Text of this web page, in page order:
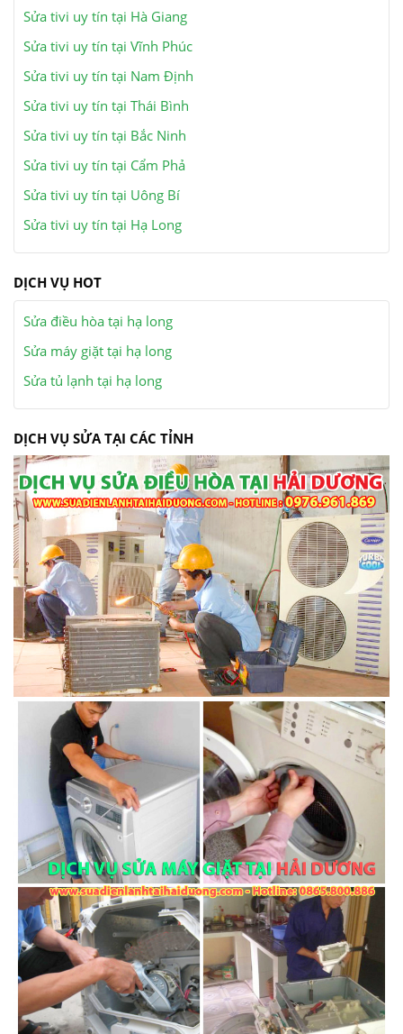
Sửa tivi uy tín tại Hà Giang
Sửa tivi uy tín tại Vĩnh Phúc
Sửa tivi uy tín tại Nam Định
Sửa tivi uy tín tại Thái Bình
Sửa tivi uy tín tại Bắc Ninh
Sửa tivi uy tín tại Cẩm Phả
Sửa tivi uy tín tại Uông Bí
Sửa tivi uy tín tại Hạ Long
DỊCH VỤ HOT
Sửa điều hòa tại hạ long
Sửa máy giặt tại hạ long
Sửa tủ lạnh tại hạ long
DỊCH VỤ SỬA TẠI CÁC TỈNH